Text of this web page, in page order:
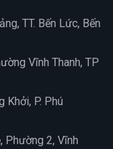
TT. Bến Lức, Bến
Vĩnh Thanh, TP
P. Phú
Phường 2, Vĩnh